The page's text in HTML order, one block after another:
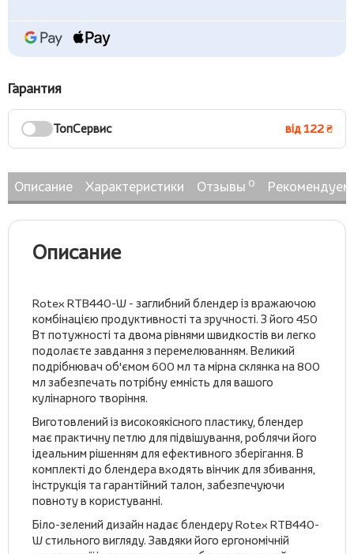
Гарантия
ТопСервис від 122 ₴
Описание Характеристики Отзывы 0
Описание
Rotex RTB440-W - заглибний блендер із вражаючою
комбінацією продуктивності та зручності. З його 450
Вт потужності та двома рівнями швидкостів ви легко
подолаєте завдання з перемелюванням. Великий
подрібнювач об'ємом 600 мл та мірна склянка на 800
мл забезпечать потрібну емність для вашого
кулінарного творіння.
Виготовлений із високоякісного пластику, блендер
має практичну петлю для підвішування, роблячи його
ідеальним рішенням для ефективного зберігання. В
комплекті до блендера входять вінчик для збивання,
інструкція та гарантійний талон, забезпечуючи
повноту в користуванні.
Біло-зелений дизайн надає блендеру Rotex RTB440-
W стильного вигляду. Завдяки його ергономічній